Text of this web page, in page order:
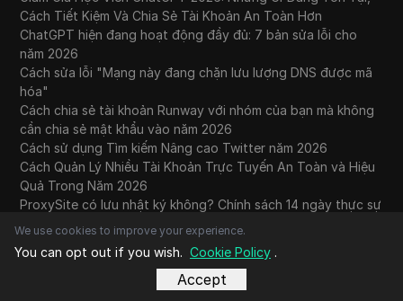
Cách Tiết Kiệm Và Chia Sẻ Tài Khoản An Toàn Hơn
ChatGPT hiện đang hoạt động đầy đủ: 7 bản sửa lỗi cho
năm 2026
Cách sửa lỗi "Mạng này đang chặn lưu lượng DNS được mã
hóa"
Cách chia sẻ tài khoản Runway với nhóm của bạn mà không
cần chia sẻ mật khẩu vào năm 2026
Cách sử dụng Tìm kiếm Nâng cao Twitter năm 2026
Cách Quản Lý Nhiều Tài Khoản Trực Tuyến An Toàn và Hiệu
Quả Trong Năm 2026
ProxySite có lưu nhật ký không? Chính sách 14 ngày thực sự
nói gì
We use cookies to improve your experience.
You can opt out if you wish. Cookie Policy .
Accept